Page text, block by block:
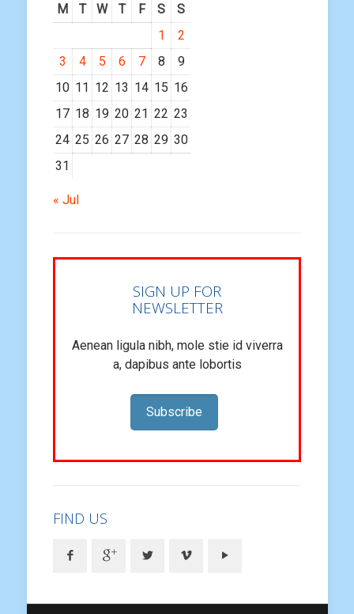
M T W T F S
S
1
2
3
4 5 6 7 8
9
10 11 12 13 14 15 16
17 18 19 20 21 22 23
24 25 26 27 28 29 30
31
« Jul
SIGN UP FOR
NEWSLETTER
Aenean ligula nibh, mole stie id viverra
a, dapibus ante lobortis
Subscribe
FIND US